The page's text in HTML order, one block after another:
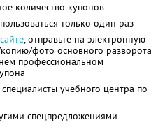
количество купонов
только один раз
сайте, отправьте на электронную
фото основного разворота
профессиональном
учебного центра по
спецпредложениями